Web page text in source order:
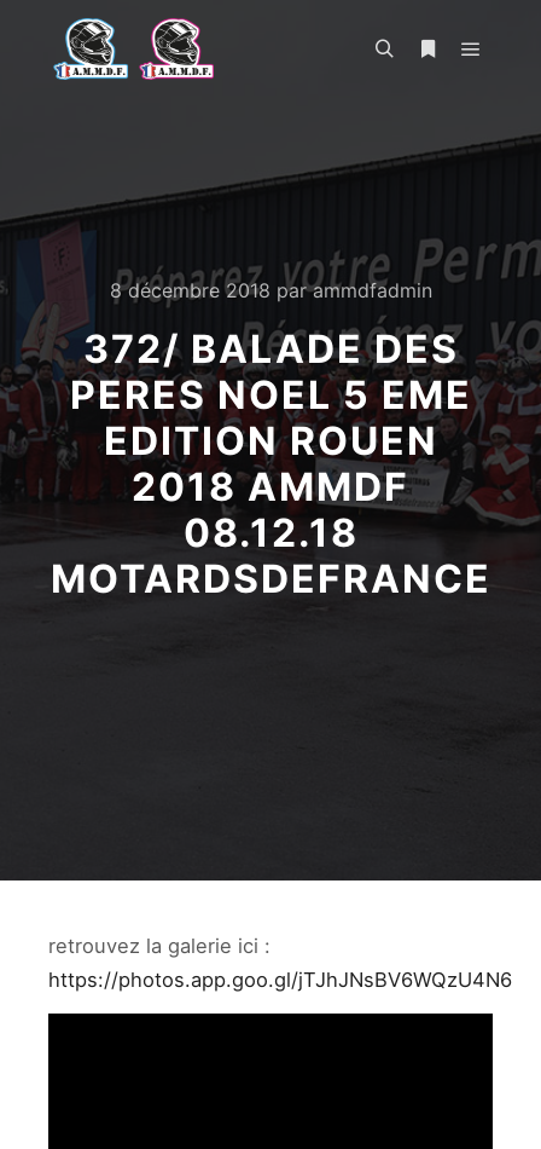
8 décembre 2018 parammdfadmin
372/ BALADE DES
PERES NOEL 5 EME
EDITION ROUEN
2018 AMMDF
08.12.18
MOTARDSDEFRANCE
retrouvez la galerie ici :
https://photos.app.goo.gl/jTJhJNsBV6WQzU4N6